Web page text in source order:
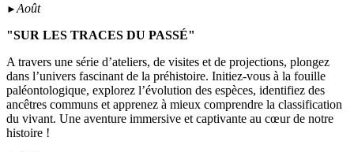
►Août
"SUR LES TRACES DU PASSÉ"
A travers une série d’ateliers, de visites et de projections, plongez
dans l’univers fascinant de la préhistoire. Initiez-vous à la fouille
paléontologique, explorez l’évolution des espèces, identifiez des
ancêtres communs et apprenez à mieux comprendre la classification
du vivant. Une aventure immersive et captivante au cœur de notre
histoire !